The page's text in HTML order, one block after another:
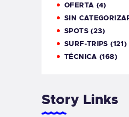
OFERTA (4)
SIN
SPOTS(23)
SURF-TRIPS (121)
TÉCNICA (168)
Story Links